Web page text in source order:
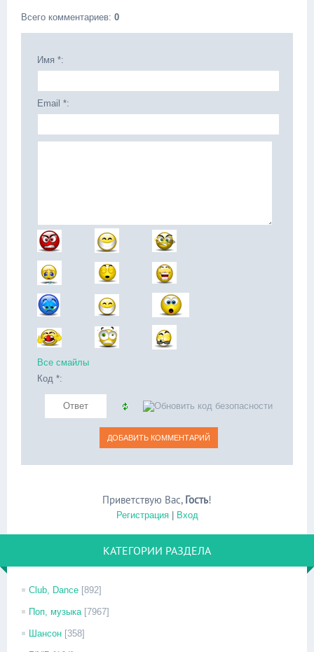
Всего комментариев: 0
Имя *:
Email *:
Все смайлы
Код *:
Приветствую Вас, Гость!
Регистрация| Вход
КАТЕГОРИИ РАЗДЕЛА
Club, Dance [892]
Поп, музыка [7967]
Шансон [358]